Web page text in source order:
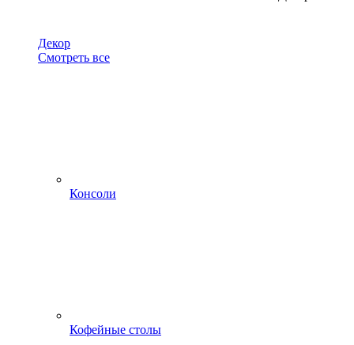
Декор
Смотреть все
Консоли
Кофейные столы